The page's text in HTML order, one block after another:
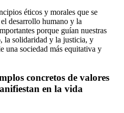
éticos y morales que se
desarrollo humano y la
porque guían nuestras
la solidaridad y la justicia, y
una sociedad más equitativa y
concretos de valores
en la vida